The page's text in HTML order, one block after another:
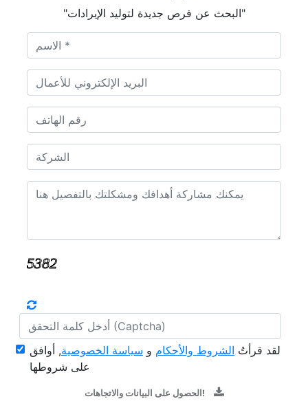
"البحث عن فرص جديدة لتوليد الإيرادات"
لقد قرأتُ الشروط والأحكام و سياسة الخصوصية, أوافق
على شروطها
الحصول على البيانات والاتجاهات!